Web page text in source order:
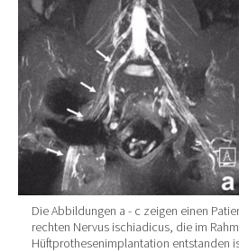
Die Abbildungen a - c zeigen einen
rechten Nervus ischiadicus, die im
Hüftprothesenimplantation entstanden